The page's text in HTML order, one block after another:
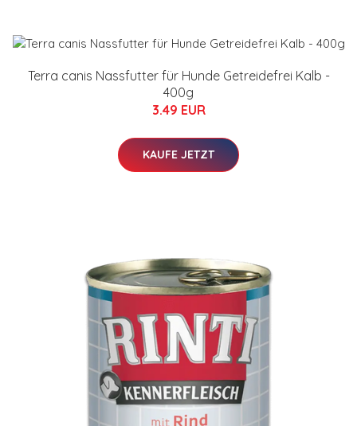
Terra canis Nassfutter für Hunde Getreidefrei Kalb -
400g
3.49 EUR
KAUFE JETZT